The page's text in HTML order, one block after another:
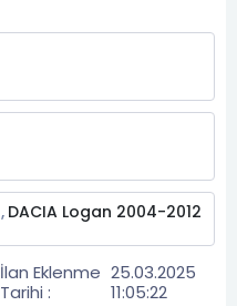
, DACIA Logan 2004-2012
İlan Eklenme
Tarihi :
25.03.2025
11:05:22